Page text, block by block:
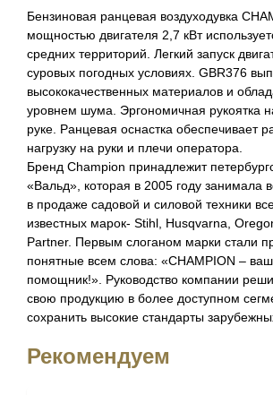
Бензиновая ранцевая воздуходувка
мощностью двигателя 2,7 кВт
средних территорий. Легкий запуск
суровых погодных условиях. GBR376
высококачественных материалов и
уровнем шума. Эргономичная рукоятка
руке. Ранцевая оснастка обеспечивает
нагрузку на руки и плечи оператора.
Бренд Champion принадлежит
«Вальд», которая в 2005 году занимала
в продаже садовой и силовой техники
известных марок- Stihl, Husqvarna,
Partner. Первым слоганом марки стали
понятные всем слова: «CHAMPION –
помощник!». Руководство компании
свою продукцию в более доступном
сохранить высокие стандарты
Рекомендуем